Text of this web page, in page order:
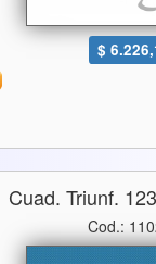
$
Cuad. Triunf.
Cod.: